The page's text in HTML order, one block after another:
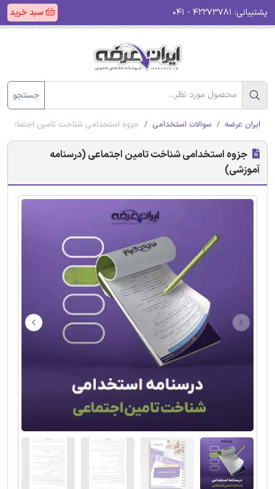
پشتیبانی: سبد خرید
جستجو
ایران عرضه سوالات استخدامی جزوه استخدامی شناخت تامین اجتماعی
جزوه استخدامی شناخت تامین اجتماعی (درسنامه
آموزشی)